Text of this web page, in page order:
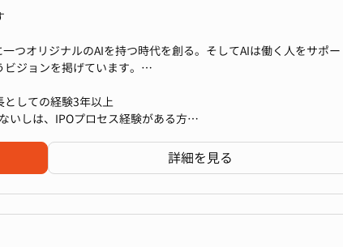
を強化しながら、海外機関投資家との連携をさらに深め、グロ
、メディア戦略を活用することで、領域トップクラスのシェアを
向上させる取り組みを強化してまいりました。
〜30代の若く活発なメンバーが専門性を活かしながら協力して
入れたハイブリッド型の勤務形態を採用し、柔軟な働き方を実
企業として、M&A、新規事業、資本業務提携など多岐にわたる
からこそ以下のような魅力を感じていただけるのではないかと
成長」と「社会貢献」に直結していると捉え、リーダーとして
織と自身の成長を同時に感じられる
て、当社は過去3決算期の売上高成長率1,616.3％を記録し、受賞
て会計士の方にサポートいただいております。
つオリジナルのAIを持つ時代を創る。そしてAIは働く人をサポ
ジョンを掲げています。
AI企業の経営基盤を支える経理・財務体制を構築し、将来のIPOに
しての経験3年以上​
しは、IPOプロセス経験がある方
験
詳細を見る